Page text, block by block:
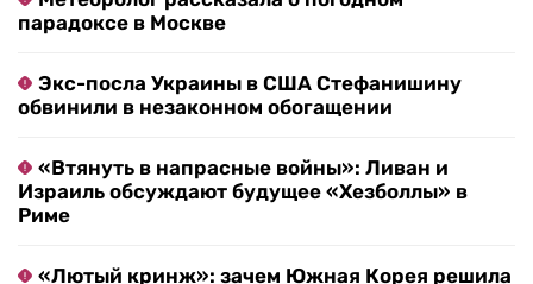
парадоксе в Москве
Экс-посла Украины в США Стефанишину
обвинили в незаконном обогащении
«Втянуть в напрасные войны»: Ливан и
Израиль обсуждают будущее «Хезболлы» в
Риме
«Лютый кринж»: зачем Южная Корея решила